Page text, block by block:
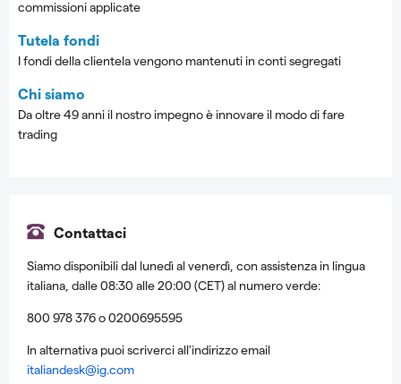
commissioni applicate
Tutela fondi
I fondi della clientela vengono mantenuti in conti segregati
Chi siamo
Da oltre 49 anni il nostro impegno è innovare il modo di fare
trading
Contattaci
Siamo disponibili dal lunedì al venerdì, con assistenza in lingua
italiana, dalle 08:30 alle 20:00 (CET) al numero verde:
800 978 376 o 0200695595
In alternativa puoi scriverci all'indirizzo email
italiandesk@ig.com